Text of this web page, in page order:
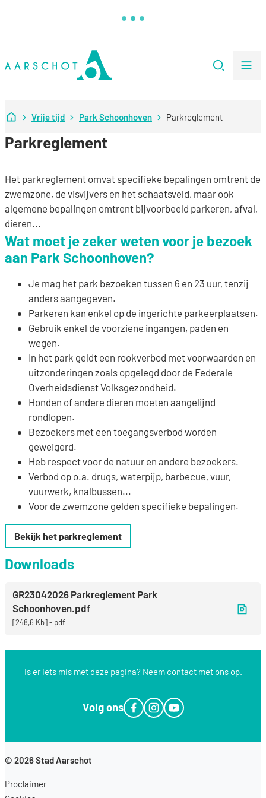
Zoeken
Startpagina
Vrije tijd Park Schoonhoven Parkreglement
Parkreglement
Het parkreglement omvat specifieke bepalingen omtrent de
zwemzone, de visvijvers en het schaatsveld, maar ook
algemene bepalingen omtrent bijvoorbeeld parkeren, afval,
dieren...
Wat moet je zeker weten voor je bezoek
aan Park Schoonhoven?
Je mag het park bezoeken tussen 6 en 23 uur, tenzij
anders aangegeven.
Parkeren kan enkel op de ingerichte parkeerplaatsen.
Gebruik enkel de voorziene ingangen, paden en
wegen.
In het park geldt een rookverbod met voorwaarden en
uitzonderingen zoals opgelegd door de Federale
Overheidsdienst Volksgezondheid.
Honden of andere dieren moeten aangelijnd
rondlopen.
Bezoekers met een toegangsverbod worden
geweigerd.
Heb respect voor de natuur en andere bezoekers.
Verbod op o.a. drugs, waterpijp, barbecue, vuur,
vuurwerk, knalbussen...
Voor de zwemzone gelden specifieke bepalingen.
Bekijk het parkreglement
Downloads
GR23042026 Parkreglement Park
Schoonhoven.pdf
248,6 Kb pdf
Is er iets mis met deze pagina? Neem contact met ons op.
Volg ons
Facebook
Instagram
YouTube
© 2026Stad Aarschot
Proclaimer